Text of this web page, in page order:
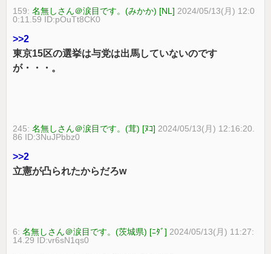
159:名無しさん＠涙目です。(みかか) [NL] 2024/05/13(月) 12:0
0:11.59 ID:pOuTt8CK0
>>2
東京15区の選挙は与党は出馬していないのです
が・・・。
245:名無しさん＠涙目です。(茸) [ﾇｺ] 2024/05/13(月) 12:16:20.
86 ID:3NuJPbbz0
>>2
立憲が凸られたからだろw
6:名無しさん＠涙目です。(茨城県) [ﾆﾀﾞ] 2024/05/13(月) 11:27:
14.29 ID:vr6sN1qs0